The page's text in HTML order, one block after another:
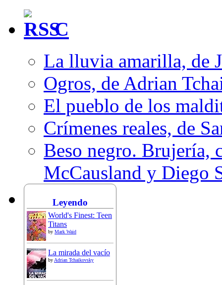
C
La lluvia amarilla, de
Ogros, de Adrian
El pueblo de los
Crímenes reales, de
Beso negro. Brujería,
McCausland y Diego
Leyendo
World's Finest: Teen
Titans
by Mark Waid
La mirada del vacío
by Adrian Tchaikovsky